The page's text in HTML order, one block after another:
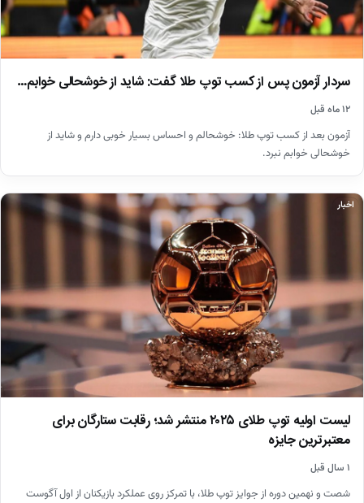
سردار آزمون پس از کسب توپ طلا گفت: شاید از خوشحالی خوابم…
۱۲ ماه قبل
آزمون بعد از کسب توپ طلا: خوشحالم و احساس بسیار خوبی دارم و شاید از
خوشحالی خوابم‌ نبرد.
اخبار
لیست اولیه توپ طلای ۲۰۲۵ منتشر شد؛ رقابت ستارگان برای
معتبرترین جایزه
۱ سال قبل
شصت و نهمین دوره از جوایز توپ طلا، با تمرکز روی عملکرد بازیکنان از اول آگوست